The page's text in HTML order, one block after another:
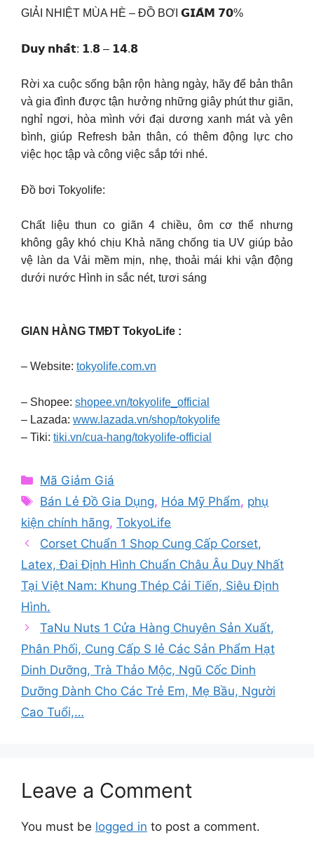
GIẢI NHIỆT MÙA HÈ – ĐỒ BƠI 𝗚𝗜𝗔̉𝗠 𝟳𝟬%
𝗗𝘂𝘆 𝗻𝗵𝗮̂́𝘁: 𝟭.𝟴 – 𝟭𝟰.𝟴
Rời xa cuộc sống bận rộn hàng ngày, hãy để bản thân
và gia đình được tận hưởng những giây phút thư giãn,
nghỉ ngơi, hòa mình với đại dương xanh mát và yên
bình, giúp Refresh bản thân, có thêm động lực cho
việc học tập và công việc sắp tới nhé.
Đồ bơi Tokyolife:
Chất liệu thun co giãn 4 chiều, ôm cơ thể nhưng
không gây khó chịu Khả năng chống tia UV giúp bảo
vệ làn da Vải mềm mịn, nhẹ, thoải mái khi vận động
dưới nước Hình in sắc nét, tươi sáng
GIAN HÀNG TMĐT TokyoLife :
– Website: tokyolife.com.vn
– Shopee: shopee.vn/tokyolife_official
– Lazada: www.lazada.vn/shop/tokyolife
– Tiki: tiki.vn/cua-hang/tokyolife-official
Categories
Mã Giảm Giá
Tags
Bán Lẻ Đồ Gia Dụng, Hóa Mỹ Phẩm, phụ
kiện chính hãng, TokyoLife
Corset Chuẩn 1 Shop Cung Cấp Corset,
Latex, Đai Định Hình Chuẩn Châu Âu Duy Nhất
Tại Việt Nam: Khung Thép Cải Tiến, Siêu Định
Hình.
TaNu Nuts 1 Cửa Hàng Chuyên Sản Xuất,
Phân Phối, Cung Cấp S lẻ Các Sản Phẩm Hạt
Dinh Dưỡng, Trà Thảo Mộc, Ngũ Cốc Dinh
Dưỡng Dành Cho Các Trẻ Em, Mẹ Bầu, Người
Cao Tuổi,…
Leave a Comment
You must be logged in to post a comment.